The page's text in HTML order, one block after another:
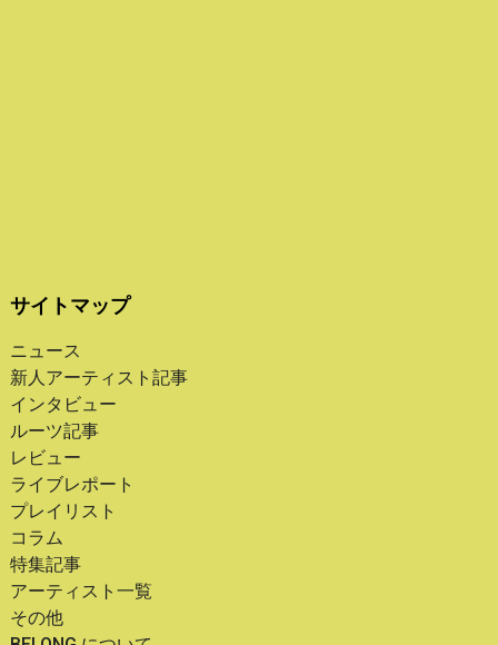
サイトマップ
ニュース
新人アーティスト記事
インタビュー
ルーツ記事
レビュー
ライブレポート
プレイリスト
コラム
特集記事
アーティスト一覧
その他